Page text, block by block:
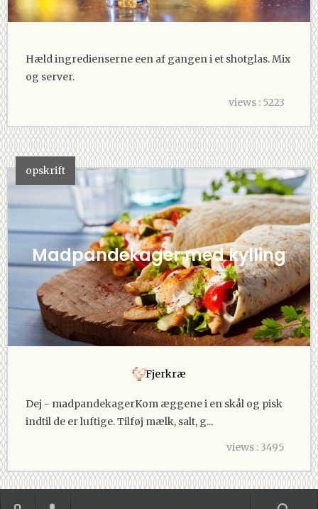
Hæld ingredienserne een af gangen i et shotglas. Mix
og server.
views : 5223
opskrift
Madpandekager med kylling
Fjerkræ
Dej - madpandekagerKom æggene i en skål og pisk
indtil de er luftige. Tilføj mælk, salt, g...
views : 3495